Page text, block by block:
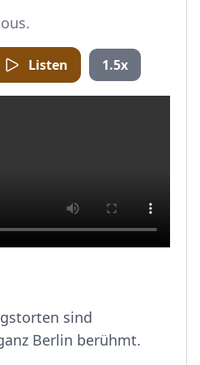
Listen 1.5x
sind
Berlin berühmt.